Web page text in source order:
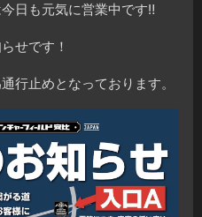
日も元気に営業中です‼️
せです！
行止めとなっております。